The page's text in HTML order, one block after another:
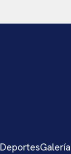
DeportesGalería